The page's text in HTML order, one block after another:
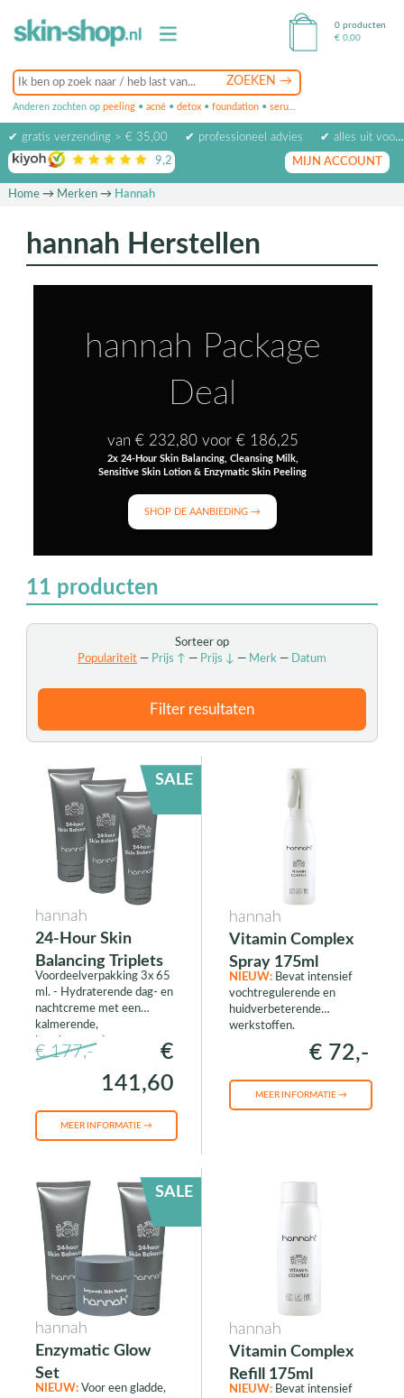
Anderen zochten op peeling • acné • detox • foundation • serum
0 producten
€ 0,00
✔ gratis verzending > € 35,00 ✔ professioneel advies
✔ alles uit voorraad leverbaar
9,2 op basis van beoordelingen
MIJN ACCOUNT
Home→ Merken→ Hannah
hannah Herstellen
hannah Package
Deal
van € 232,80 voor € 186,25
2x 24-Hour Skin Balancing, Cleansing Milk,
Sensitive Skin Lotion & Enzymatic Skin Peeling
SHOP DE AANBIEDING →
11 producten
Sorteer op
Populariteit— Prijs ↑ — Prijs ↓ — Merk— Datum
Filter resultaten
SALE
hannah
24-Hour Skin
Balancing Triplets
Voordeelverpakking 3x 65
ml. - Hydraterende dag- en
nachtcreme met een
kalmerende,
beschermende en
normaliserende werking
€ 177,-
€
141,60
MEER INFORMATIE →
hannah
Vitamin Complex
Spray 175ml
NIEUW:Bevat intensief
vochtregulerende en
huidverbeterende
werkstoffen.
€ 72,-
MEER INFORMATIE →
SALE
hannah
Enzymatic Glow
Set
NIEUW:Voor een gladde,
hannah
Vitamin Complex
Refill 175ml
NIEUW:Bevat intensief